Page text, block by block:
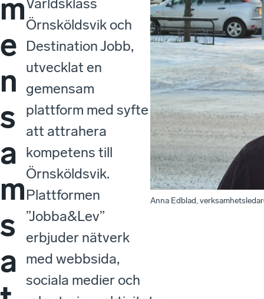
m
e
n
s
a
m
s
a
Örnsköldsvik och
Destination Jobb,
utvecklat en
gemensam
plattform med syfte
att attrahera
kompetens till
Örnsköldsvik.
Plattformen
”Jobba&Lev”
erbjuder nätverk
med webbsida,
sociala medier och
Anna Edblad,